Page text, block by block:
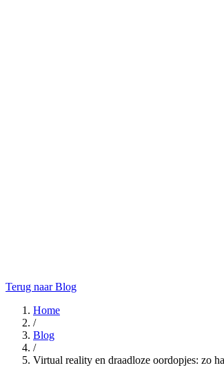
Terug naar Blog
Home
/
Blog
/
Virtual reality en draadloze oordopjes: zo